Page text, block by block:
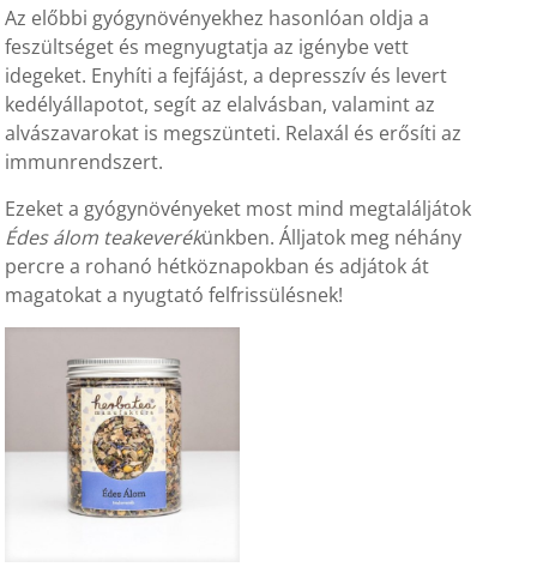
Az előbbi gyógynövényekhez hasonlóan oldja a
feszültséget és megnyugtatja az igénybe vett
idegeket. Enyhíti a fejfájást, a depresszív és levert
kedélyállapotot, segít az elalvásban, valamint az
alvászavarokat is megszünteti. Relaxál és erősíti az
immunrendszert.
Ezeket a gyógynövényeket most mind megtaláljátok
Édes álom teakeverékünkben. Álljatok meg néhány
percre a rohanó hétköznapokban és adjátok át
magatokat a nyugtató felfrissülésnek!